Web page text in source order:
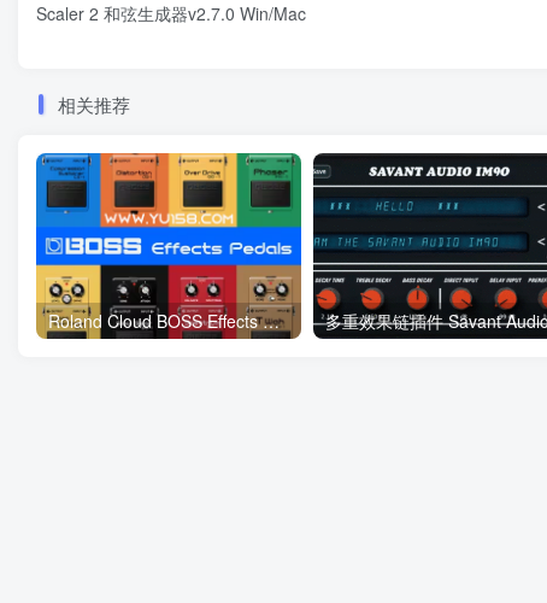
Scaler 2 和弦生成器v2.7.0 Win/Mac
相关推荐
Roland Cloud BOSS Effects Pedals 1.0.0 MacOS